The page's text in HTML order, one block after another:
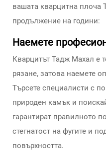
вашата кварцитна плоча
продължение на години:
Наемете
Кварцитът Тадж Махал е
рязане, затова наемете
Търсете специалисти с
природен камък и
гарантират правилното
стегнатост на фугите и
повърхността.